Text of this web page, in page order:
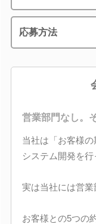
応募方法
営業部門なし。
当社は「お客様
システム開発を行
実は当社には営業
お客様との5つの